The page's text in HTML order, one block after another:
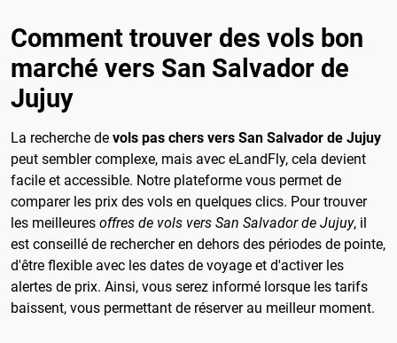
Comment trouver des vols bon
marché vers San Salvador de
Jujuy
La recherche de vols pas chers vers San Salvador de Jujuy
peut sembler complexe, mais avec eLandFly, cela devient
facile et accessible. Notre plateforme vous permet de
comparer les prix des vols en quelques clics. Pour trouver
les meilleures offres de vols vers San Salvador de Jujuy, il
est conseillé de rechercher en dehors des périodes de pointe,
d'être flexible avec les dates de voyage et d'activer les
alertes de prix. Ainsi, vous serez informé lorsque les tarifs
baissent, vous permettant de réserver au meilleur moment.